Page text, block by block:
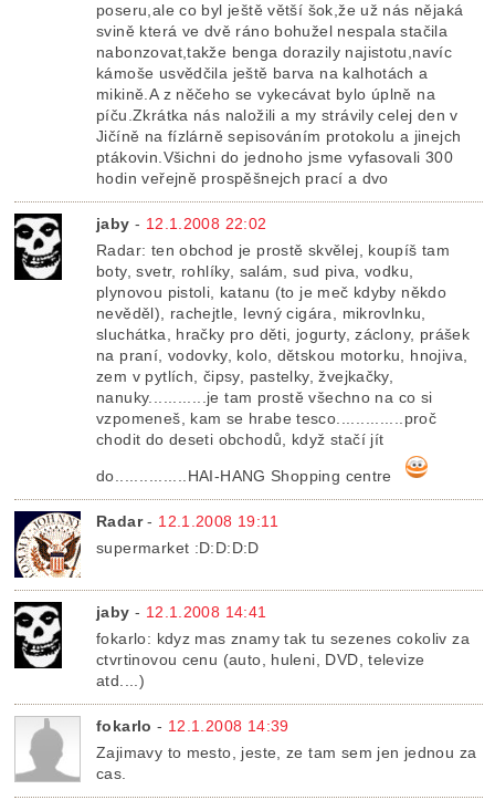
poseru,ale co byl ještě větší šok,že už nás nějaká
svině která ve dvě ráno bohužel nespala stačila
nabonzovat,takže benga dorazily najistotu,navíc
kámoše usvědčila ještě barva na kalhotách a
mikině.A z něčeho se vykecávat bylo úplně na
píču.Zkrátka nás naložili a my strávily celej den v
Jičíně na fízlárně sepisováním protokolu a jinejch
ptákovin.Všichni do jednoho jsme vyfasovali 300
hodin veřejně prospěšnejch prací a dvo
jaby - 12.1.2008 22:02
Radar: ten obchod je prostě skvělej, koupíš tam
boty, svetr, rohlíky, salám, sud piva, vodku,
plynovou pistoli, katanu (to je meč kdyby někdo
nevěděl), rachejtle, levný cigára, mikrovlnku,
sluchátka, hračky pro děti, jogurty, záclony, prášek
na praní, vodovky, kolo, dětskou motorku, hnojiva,
zem v pytlích, čipsy, pastelky, žvejkačky,
nanuky............je tam prostě všechno na co si
vzpomeneš, kam se hrabe tesco..............proč
chodit do deseti obchodů, když stačí jít
do...............HAI-HANG Shopping centre
Radar- 12.1.2008 19:11
supermarket :D:D:D:D
jaby - 12.1.2008 14:41
fokarlo: kdyz mas znamy tak tu sezenes cokoliv za
ctvrtinovou cenu (auto, huleni, DVD, televize
atd....)
fokarlo - 12.1.2008 14:39
Zajimavy to mesto, jeste, ze tam sem jen jednou za
cas.